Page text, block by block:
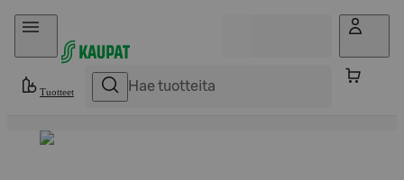
Hyppää sisältöön
Tuotteet